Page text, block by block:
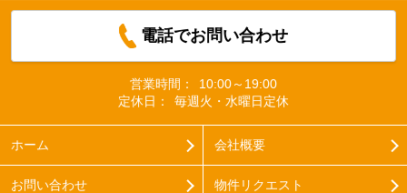
電話でお問い合わせ
営業時間：
10:00～19:00
定休日：
毎週火・水曜日定休
ホーム 会社概要
お問い合わせ 物件リクエスト